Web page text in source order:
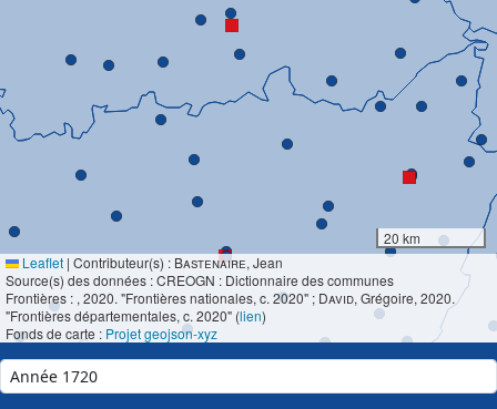
20 km
Leaflet | Contributeur(s) : Bastenaire, Jean
Source(s) des données : CREOGN : Dictionnaire des communes
Frontières : , 2020. "Frontières nationales, c. 2020" ; David, Grégoire, 2020.
"Frontières départementales, c. 2020" (lien)
Fonds de carte : Projet geojson-xyz